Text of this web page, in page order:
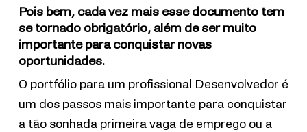
Pois bem, cada vez mais esse documento tem
se tornado obrigatório, além de ser muito
importante para conquistar novas
oportunidades.
O portfólio para um profissional Desenvolvedor é
um dos passos mais importante para conquistar
a tão sonhada primeira vaga de emprego ou a